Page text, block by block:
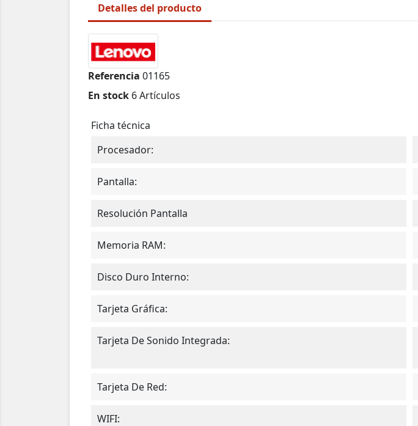
Detalles del producto
Referencia 01165
En stock 6 Artículos
Ficha técnica
Procesador:
Pantalla:
Resolución Pantalla
Memoria RAM:
Disco Duro Interno:
Tarjeta Gráfica:
Tarjeta De Sonido Integrada:
Tarjeta De Red:
WIFI: